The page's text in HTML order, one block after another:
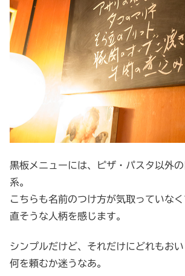
黒板メニューには、ピザ・パスタ以外
系。
こちらも名前のつけ方が気取っていな
直そうな人柄を感じます。
シンプルだけど、それだけにどれもおい
何を頼むか迷うなあ。